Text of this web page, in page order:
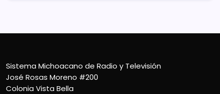
Sistema Michoacano de Radio y Televisión
José Rosas Moreno #200
Colonia Vista Bella